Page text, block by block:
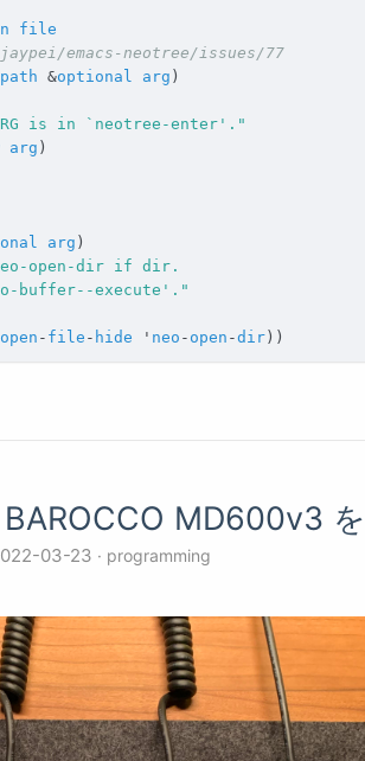
file
emacs-neotree/issues/77
path &optional arg )
is in `neotree-enter'."
arg )
arg )
buffer--execute'."
open - file - hide ' neo - open -dir ))
MD600v3
03-23 programming